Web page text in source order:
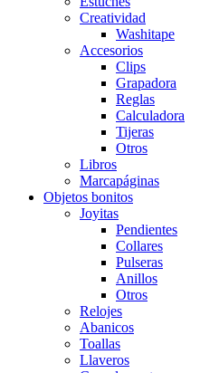
Creatividad
Washitape
Accesorios
Clips
Grapadora
Reglas
Calculadora
Tijeras
Otros
Libros
Marcapáginas
Objetos bonitos
Joyitas
Pendientes
Collares
Pulseras
Anillos
Otros
Relojes
Abanicos
Toallas
Llaveros